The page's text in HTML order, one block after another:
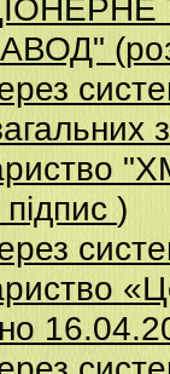
підпис )